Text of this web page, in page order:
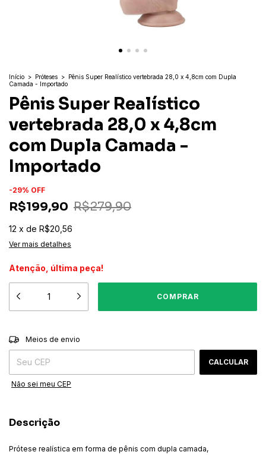
Início > Próteses > Pênis Super Realístico vertebrada 28,0 x 4,8cm com Dupla
Camada - Importado
Pênis Super Realístico
vertebrada 28,0 x 4,8cm
com Dupla Camada -
Importado
-29% OFF
R$199,90 R$279,90
12 x de R$20,56
Ver mais detalhes
Atenção, última peça!
Entregas para o CEP:
Meios de envio
CALCULAR
Não sei meu CEP
Descrição
Prótese realística em forma de pênis com dupla camada,